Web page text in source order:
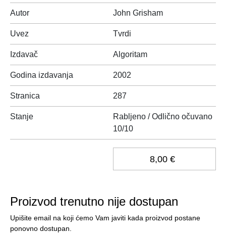
Autor John Grisham
Uvez Tvrdi
Izdavač Algoritam
Godina izdavanja 2002
Stranica 287
Stanje
Rabljeno / Odlično očuvano
10/10
8,00 €
Proizvod trenutno nije dostupan
Upišite email na koji ćemo Vam javiti kada proizvod postane
ponovno dostupan.